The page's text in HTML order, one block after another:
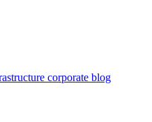
corporate blog